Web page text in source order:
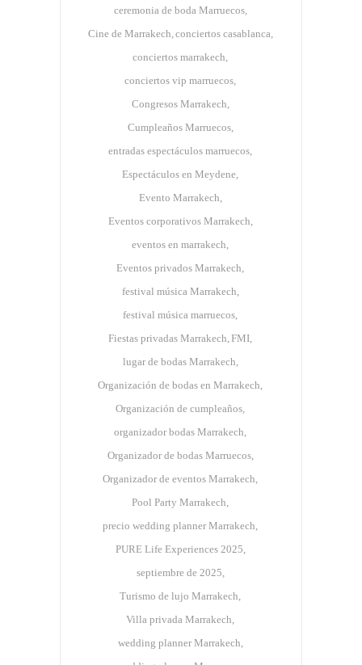
ceremonia de boda Marruecos
Cine de Marrakech conciertos casablanca
conciertos marrakech
conciertos vip marruecos
Congresos Marrakech
Cumpleaños Marruecos
entradas espectáculos marruecos
Espectáculos en Meydene
Evento Marrakech
Eventos corporativos Marrakech
eventos en marrakech
Eventos privados Marrakech
festival música Marrakech
festival música marruecos
Fiestas privadas Marrakech FMI
lugar de bodas Marrakech
Organización de bodas en Marrakech
Organización de cumpleaños
organizador bodas Marrakech
Organizador de bodas Marruecos
Organizador de eventos Marrakech
Pool Party Marrakech
precio wedding planner Marrakech
PURE Life Experiences 2025
septiembre de 2025
Turismo de lujo Marrakech
Villa privada Marrakech
wedding planner Marrakech